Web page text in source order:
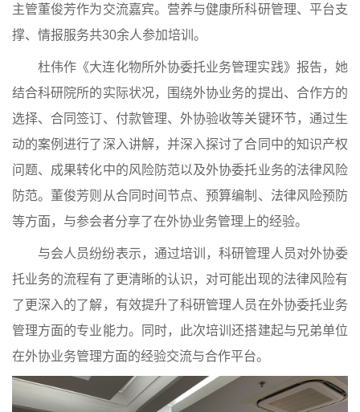
主管董俊芳作为交流嘉宾。营养与健康所科研管理、平台支
撑、情报服务共30余人参加培训。
杜伟作《大连化物所外协委托业务管理实践》报告，她
结合科研院所的实际状况，围绕外协业务的提出、合作方的
选择、合同签订、付款管理、外协验收等关键环节，通过生
动的案例进行了深入讲解，并深入探讨了合同中的知识产权
问题、成果转化中的风险防范以及外协委托业务的法律风险
防范。董俊芳则从合同时间节点、预算编制、法律风险预防
等方面，与参会者分享了在外协业务管理上的经验。
与会人员纷纷表示，通过培训，科研管理人员对外协委
托业务的流程有了更清晰的认识，对可能出现的法律风险有
了更深入的了解，有效提升了科研管理人员在外协委托业务
管理方面的专业能力。同时，此次培训还搭建起与兄弟单位
在外协业务管理方面的经验交流与合作平台。